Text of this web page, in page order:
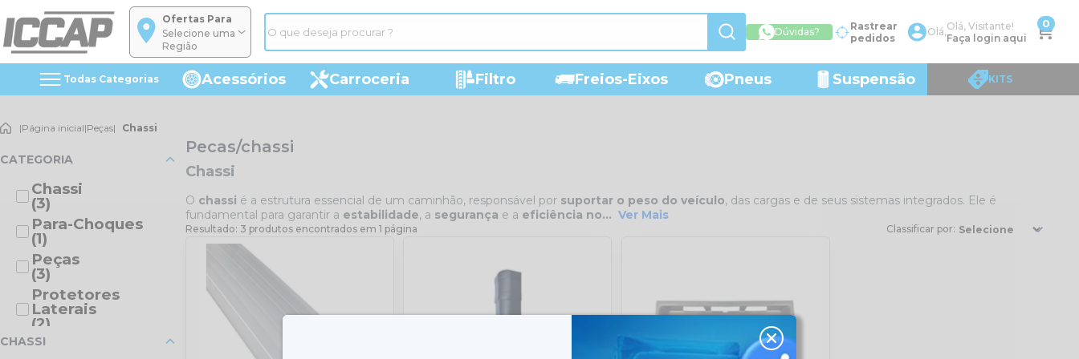
Ofertas Para
Selecione uma
Região
Dúvidas?
Rastrear
pedidos
Olá,Olá, Visitante!
Faça login aqui
0
Todas Categorias Acessórios Carroceria Filtro Freios-Eixos Pneus Suspensão KITS
|Página inicial|Peças| Chassi
CATEGORIA
Chassi
(3)
Para-Choques
(1)
Peças
(3)
Protetores
Laterais
(2)
CHASSI
Pecas/chassi
Chassi
O chassi é a estrutura essencial de um caminhão, responsável por suportar o peso do veículo, das cargas e de seus sistemas integrados. Ele é
fundamental para garantir a estabilidade, a segurança e a eficiência no... Ver Mais
Resultado: 3 produtos encontrados em 1 página Classificar por: